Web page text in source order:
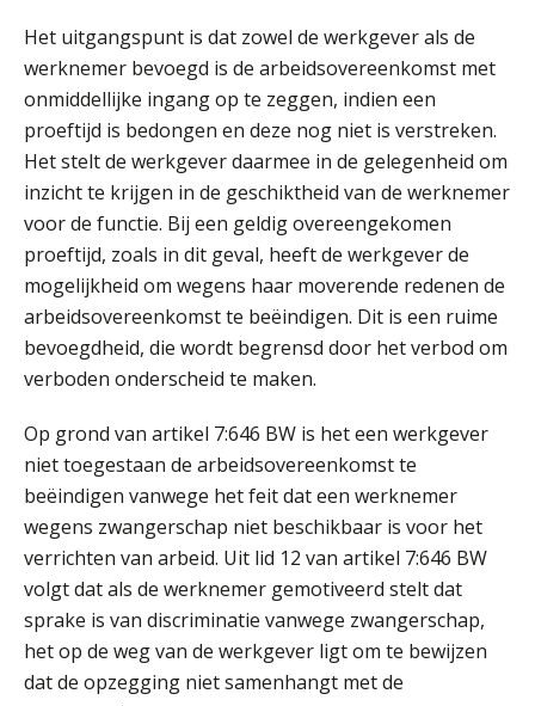
Het uitgangspunt is dat zowel de werkgever als de
werknemer bevoegd is de arbeidsovereenkomst met
onmiddellijke ingang op te zeggen, indien een
proeftijd is bedongen en deze nog niet is verstreken.
Het stelt de werkgever daarmee in de gelegenheid om
inzicht te krijgen in de geschiktheid van de werknemer
voor de functie. Bij een geldig overeengekomen
proeftijd, zoals in dit geval, heeft de werkgever de
mogelijkheid om wegens haar moverende redenen de
arbeidsovereenkomst te beëindigen. Dit is een ruime
bevoegdheid, die wordt begrensd door het verbod om
verboden onderscheid te maken.
Op grond van artikel 7:646 BW is het een werkgever
niet toegestaan de arbeidsovereenkomst te
beëindigen vanwege het feit dat een werknemer
wegens zwangerschap niet beschikbaar is voor het
verrichten van arbeid. Uit lid 12 van artikel 7:646 BW
volgt dat als de werknemer gemotiveerd stelt dat
sprake is van discriminatie vanwege zwangerschap,
het op de weg van de werkgever ligt om te bewijzen
dat de opzegging niet samenhangt met de
Audrey Brunings
Kees Beishuizen
Jan van Wijngaarden